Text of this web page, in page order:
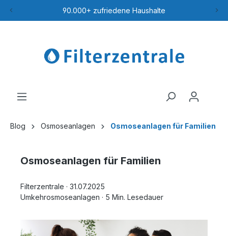
90.000+ zufriedene Haushalte
Blog Osmoseanlagen Osmoseanlagen für Familien
Osmoseanlagen für Familien
Filterzentrale · 31.07.2025
Umkehrosmoseanlagen · 5 Min. Lesedauer